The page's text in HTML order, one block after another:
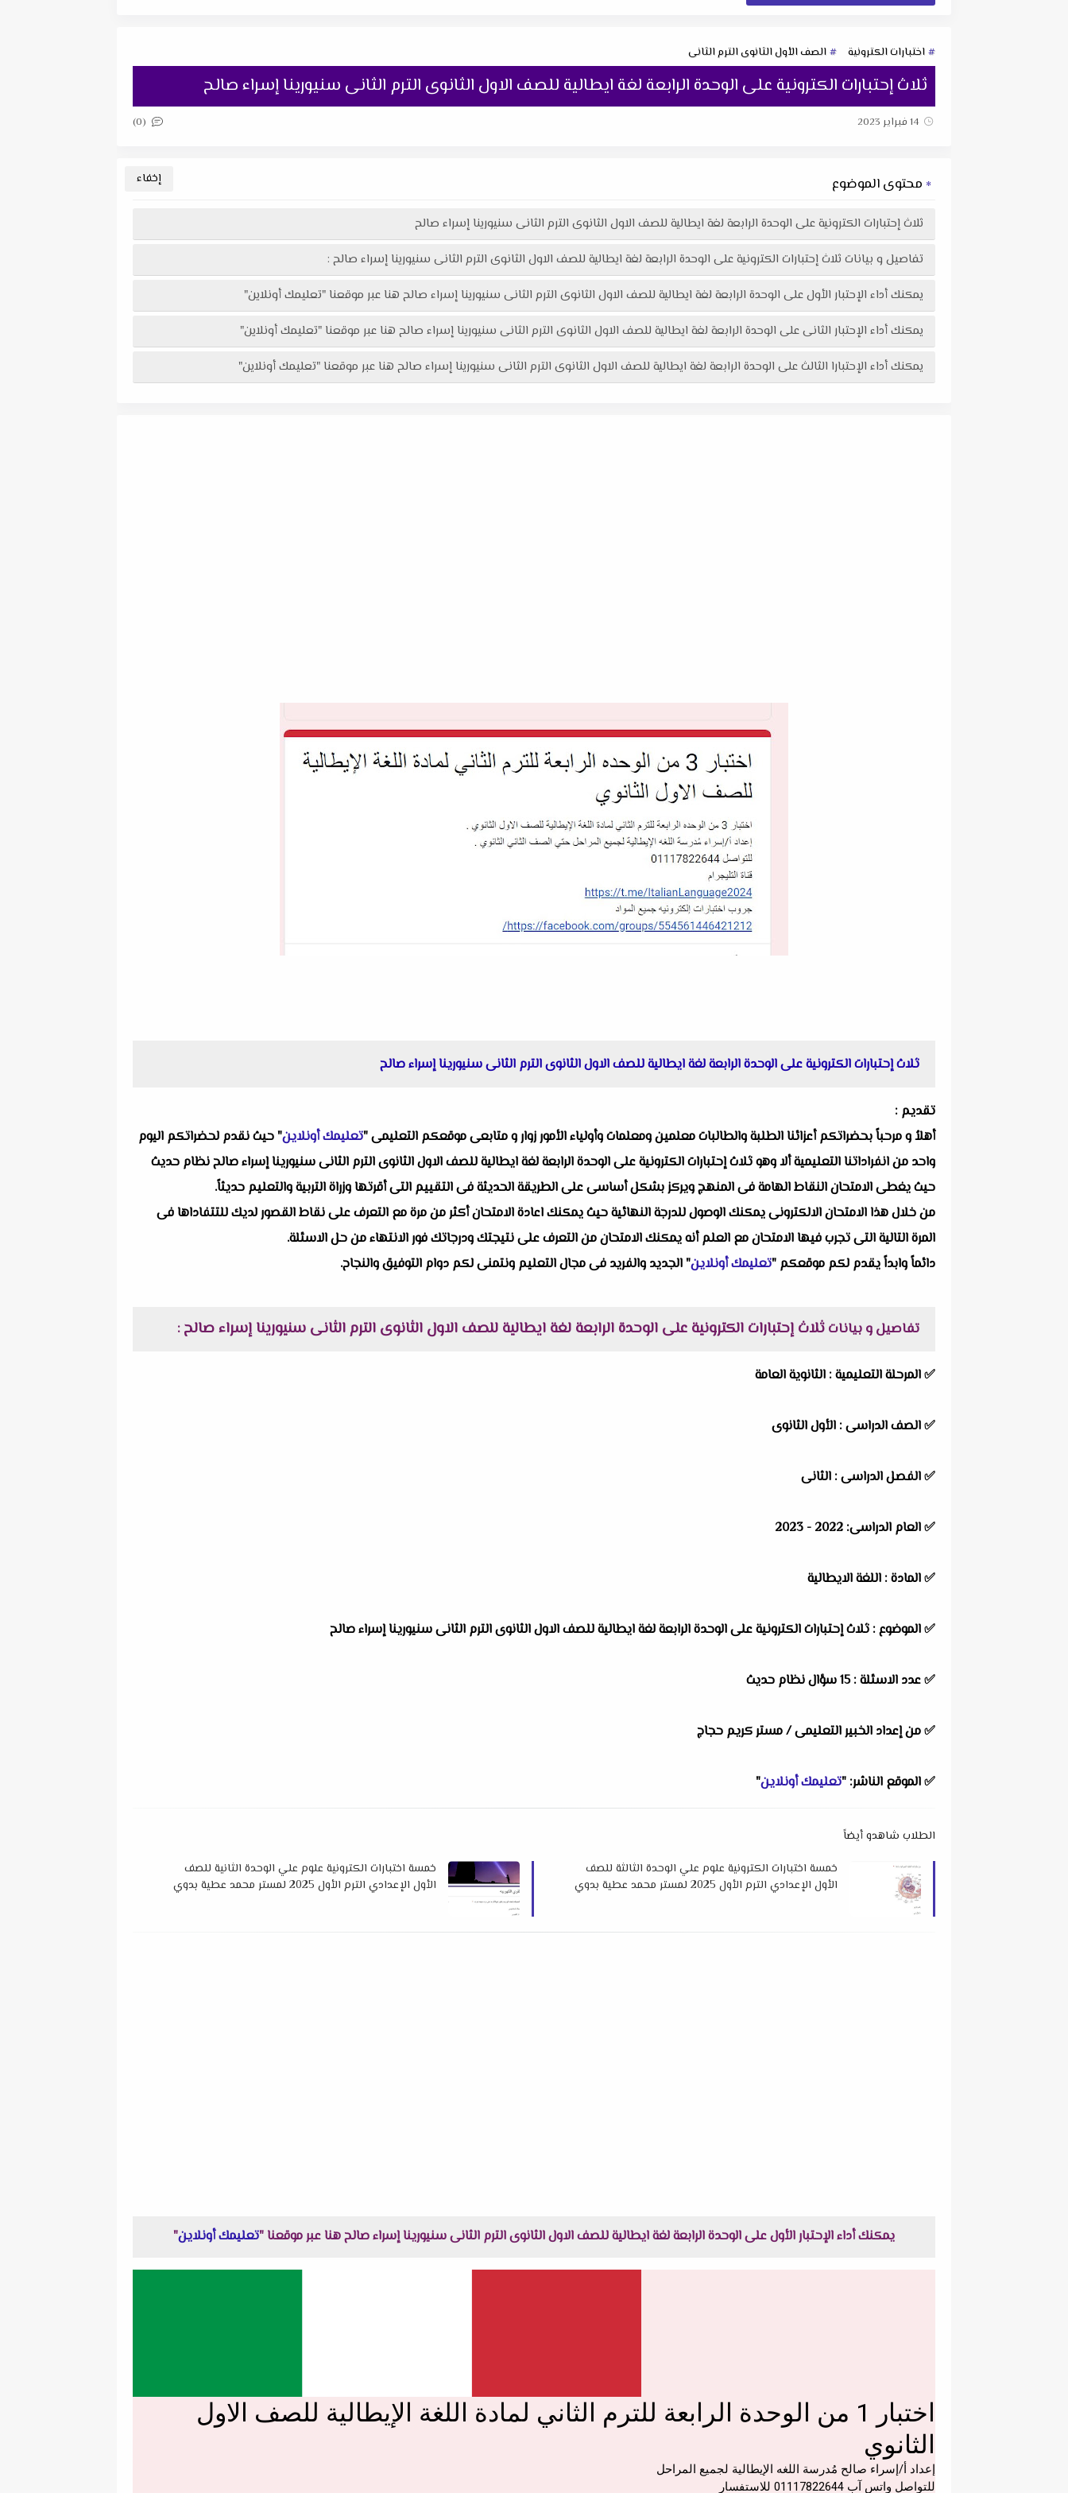
اختبارات الكترونية الصف الأول الثانوى الترم الثانى
ثلاث إحتبارات الكترونية على الوحدة الرابعة لغة ايطالية للصف الاول الثانوى الترم الثانى سنيورينا إسراء صالح
14 فبراير 2023 (0)
محتوى الموضوع
ثلاث إحتبارات الكترونية على الوحدة الرابعة لغة ايطالية للصف الاول الثانوى الترم الثانى سنيورينا إسراء صالح
تفاصيل و بيانات ثلاث إحتبارات الكترونية على الوحدة الرابعة لغة ايطالية للصف الاول الثانوى الترم الثانى سنيورينا إسراء صالح :
يمكنك أداء الإحتبار الأول على الوحدة الرابعة لغة ايطالية للصف الاول الثانوى الترم الثانى سنيورينا إسراء صالح هنا عبر موقعنا "تعليمك أونلاين"
يمكنك أداء الإحتبار الثانى على الوحدة الرابعة لغة ايطالية للصف الاول الثانوى الترم الثانى سنيورينا إسراء صالح هنا عبر موقعنا "تعليمك أونلاين"
يمكنك أداء الإحتبارا الثالث على الوحدة الرابعة لغة ايطالية للصف الاول الثانوى الترم الثانى سنيورينا إسراء صالح هنا عبر موقعنا "تعليمك أونلاين"
ثلاث إحتبارات الكترونية على الوحدة الرابعة لغة ايطالية للصف الاول الثانوى الترم الثانى سنيورينا إسراء صالح
تقديم :
أهلاُ و مرحباً بحضراتكم أعزائنا الطلبة والطالبات معلمين ومعلمات وأولياء الأمور زوار و متابعى موقعكم التعليمى "تعليمك أونلاين" حيث نقدم لحضراتكم اليوم
واحد من انفراداتنا التعليمية ألا وهوثلاث إحتبارات الكترونية على الوحدة الرابعة لغة ايطالية للصف الاول الثانوى الترم الثانى سنيورينا إسراء صالحنظام حديث
حيث يغطى الامتحان النقاط الهامة فى المنهج ويركز بشكل أساسى على الطريقة الحديثة فى التقييم التى أقرتها وزراة التربية والتعليم حديثاً.
من خلال هذا الامتحان الالكترونى يمكنك الوصول للدرجة النهائية حيث يمكنك اعادة الامتحان أكثر من مرة مع التعرف على نقاط القصور لديك للتتفاداها فى
المرة التالية التى تجرب فيها الامتحان مع العلم أنه يمكنك الامتحان من التعرف على نتيجتك ودرجاتك فور الانتهاء من حل الاسئلة.
دائماً وابداً يقدم لكم موقعكم "تعليمك أونلاين" الجديد والفريد فى مجال التعليم ونتمنى لكم دوام التوفيق والنجاح.
تفاصيل و بياناتثلاث إحتبارات الكترونية على الوحدة الرابعة لغة ايطالية للصف الاول الثانوى الترم الثانى سنيورينا إسراء صالح:
✅ المرحلة التعليمية : الثانوية العامة
✅ الصف الدراسى : الأول الثانوى
✅ الفصل الدراسى : الثانى
✅ العام الدراسى: 2022 - 2023
✅ المادة : اللغة الايطالية
✅ الموضوع : ثلاث إحتبارات الكترونية على الوحدة الرابعة لغة ايطالية للصف الاول الثانوى الترم الثانى سنيورينا إسراء صالح
✅ عدد الاسئلة : 15 سؤال نظام حديث
✅ من إعداد الخبير التعليمى / مستر كريم حجاج
✅ الموقع الناشر: "تعليمك أونلاين"
الطلاب شاهدو أيضاً
خمسة اختبارات الكترونية علوم علي الوحدة الثالثة للصف
الأول الإعدادي الترم الأول 2025 لمستر محمد عطية بدوي
خمسة اختبارات الكترونية علوم علي الوحدة الثانية للصف
الأول الإعدادي الترم الأول 2025 لمستر محمد عطية بدوي
يمكنك أداء الإحتبار الأول على الوحدة الرابعة لغة ايطالية للصف الاول الثانوى الترم الثانى سنيورينا إسراء صالح هنا عبر موقعنا "تعليمك أونلاين"